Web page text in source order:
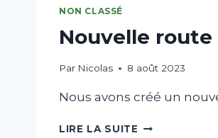
NON CLASSÉ
Nouvelle route
Par Nicolas 8 août 2023
Nous avons créé un
LIRE LA SUITE